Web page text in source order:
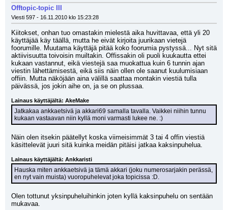
Offtopic-topic III
Viesti 597 - 16.11.2010 klo 15:23:28
Kiitokset, onhan tuo omastakin mielestä aika huvittavaa, että yli 20
käyttäjää käy täällä, mutta he eivät kirjoita juurikaan vietejä
foorumille. Muutama käyttäjä pitää koko foorumia pystyssä... Nyt sitä
aktiivisuutta toivoisin muiltakin. Offissakin oli puoli kuukautta ettei
kukaan vastannut, eikä viestejä saa muokattua kuin 6 tunnin ajan
viestin lähettämisestä, eikä siis näin ollen ole saanut kuulumisiaan
offiin. Mutta näköjään aina välillä saattaa montakin viestiä tulla
päivässä, jos jokin aihe on, ja se on plussaa.
Lainaus käyttäjältä: AkeMake
Jatkakaa ankkaetsivä ja akkari69 samalla tavalla. Vaikkei niihin tunnu
kukaan vastaavan niin kyllä moni varmasti lukee ne. :)
Näin olen itsekin päätellyt koska viimeisimmät 3 tai 4 offin viestiä
käsittelevät juuri sitä kuinka meidän pitäisi jatkaa kaksinpuhelua.
Lainaus käyttäjältä: Ankkaristi
Hauska miten ankkaetsivä ja tämä akkari (joku numerosarjakin perässä,
en nyt vain muista) vuoropuhelevat joka topicissa :D.
Olen tottunut yksinpuheluihinkin joten kyllä kaksinpuhelu on sentään
mukavaa.